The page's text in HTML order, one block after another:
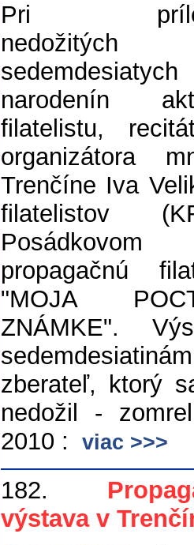
Pri
nedožitých
sedemdesiatych
narodenín
filatelistu,
organizátora
Trenčíne Iva
filatelistov
propagačnú
"MOJA
ZNÁMKE".
zberateľ, ktorý
nedožil -
2010 :
viac >>>
182.
výstava v